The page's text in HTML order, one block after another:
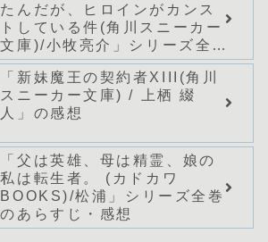
たんだが、ヒロインがカンス
トしている件(角川スニーカー
文庫)/小牧亮介」シリーズ全巻
のあらすじ・感想
「新妹魔王の契約者XIII(角川
スニーカー文庫) / 上栖 綴
人」の感想
「父は英雄、母は精霊、娘の
私は転生者。 (カドカワ
BOOKS)/松浦」シリーズ全巻
のあらすじ・感想